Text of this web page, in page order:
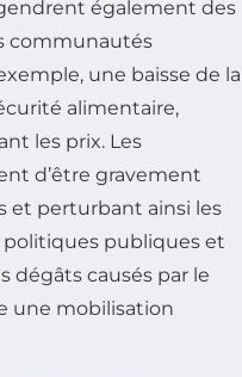
également des
communautés
une baisse de la
alimentaire,
les prix. Les
d’être gravement
et perturbant ainsi les
politiques publiques et
dégâts causés par le
une mobilisation